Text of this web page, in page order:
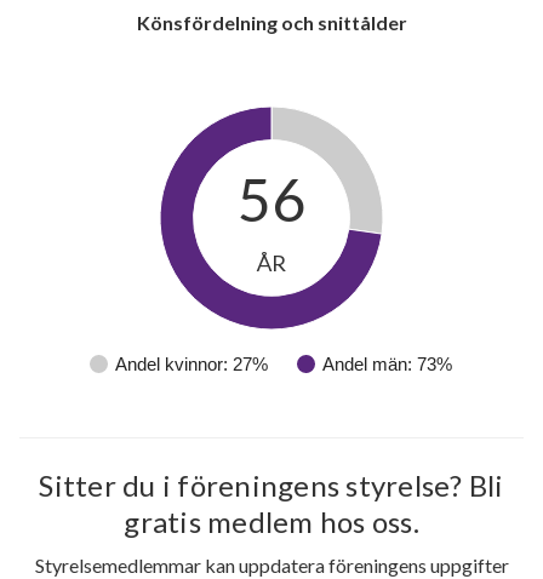
Könsfördelning och snittålder
Andel kvinnor: 27% Andel män: 73%
56
ÅR
Sitter du i föreningens styrelse? Bli
gratis medlem hos oss.
Styrelsemedlemmar kan uppdatera föreningens uppgifter